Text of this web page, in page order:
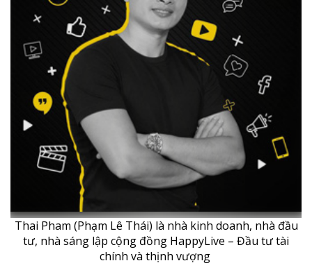
Thai Pham (Phạm Lê Thái) là nhà kinh doanh, nhà đầu
tư, nhà sáng lập cộng đồng HappyLive – Đầu tư tài
chính và thịnh vượng